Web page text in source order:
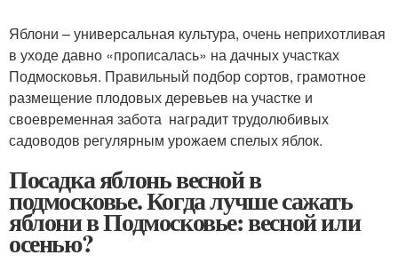
Яблони – универсальная культура, очень неприхотливая
в уходе давно «прописалась» на дачных участках
Подмосковья. Правильный подбор сортов, грамотное
размещение плодовых деревьев на участке и
своевременная забота наградит трудолюбивых
садоводов регулярным урожаем спелых яблок.
Посадка яблонь весной в
подмосковье. Когда лучше сажать
яблони в Подмосковье: весной или
осенью?